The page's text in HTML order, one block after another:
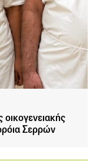
οικογενειακής
Σερρών